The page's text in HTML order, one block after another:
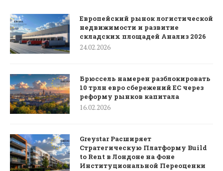
Европейский рынок логистической
недвижимости и развитие
складских площадей Анализ 2026
24.02.2026
Брюссель намерен разблокировать
10 трлн евро сбережений ЕС через
реформу рынков капитала
16.02.2026
Greystar Расширяет
Стратегическую Платформу Build
to Rent в Лондоне на Фоне
Институциональной Переоценки